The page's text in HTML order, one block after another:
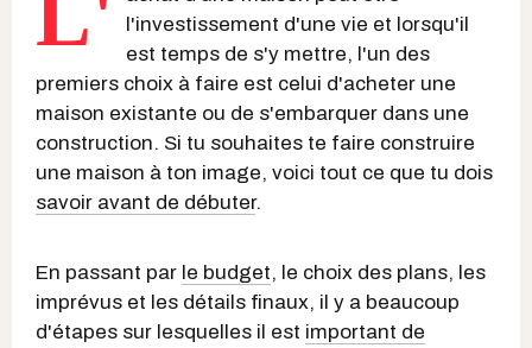
l'investissement d'une vie et lorsqu'il
est temps de s'y mettre, l'un des
premiers choix à faire est celui d'acheter une
maison existante ou de s'embarquer dans une
construction. Si tu souhaites te faire construire
une maison à ton image, voici tout ce que tu dois
savoir avant de débuter.
En passant par le budget, le choix des plans, les
imprévus et les détails finaux, il y a beaucoup
d'étapes sur lesquelles il est important de